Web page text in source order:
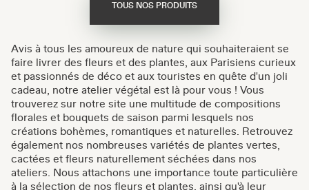
TOUS NOS PRODUITS
Avis à tous les amoureux de nature qui souhaiteraient se
faire livrer des fleurs et des plantes, aux Parisiens curieux
et passionnés de déco et aux touristes en quête d'un joli
cadeau, notre atelier végétal est là pour vous ! Vous
trouverez sur notre site une multitude de compositions
florales et bouquets de saison parmi lesquels nos
créations bohèmes, romantiques et naturelles. Retrouvez
également nos nombreuses variétés de plantes vertes,
cactées et fleurs naturellement séchées dans nos
ateliers. Nous attachons une importance toute particulière
à la sélection de nos fleurs et plantes, ainsi qu'à leur